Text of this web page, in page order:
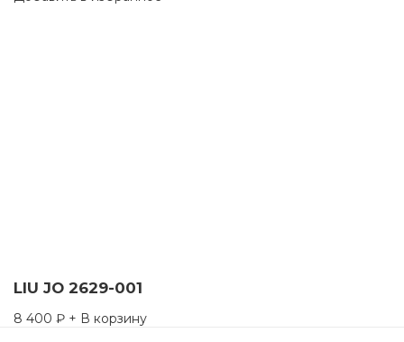
LIU JO 2629-001
8 400 ₽ + В корзину